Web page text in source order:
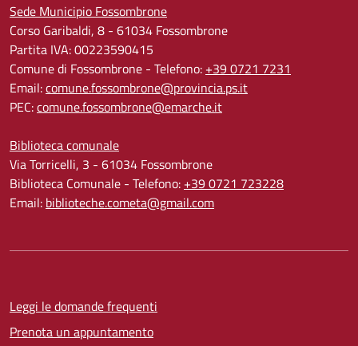
Sede Municipio Fossombrone
Corso Garibaldi, 8 - 61034 Fossombrone
Partita IVA: 00223590415
Comune di Fossombrone - Telefono: +39 0721 7231
Email:comune.fossombrone@provincia.ps.it
PEC:comune.fossombrone@emarche.it
Biblioteca comunale
Via Torricelli, 3 - 61034 Fossombrone
Biblioteca Comunale - Telefono: +39 0721 723228
Email: biblioteche.cometa@gmail.com
Leggi le domande frequenti
Prenota un appuntamento